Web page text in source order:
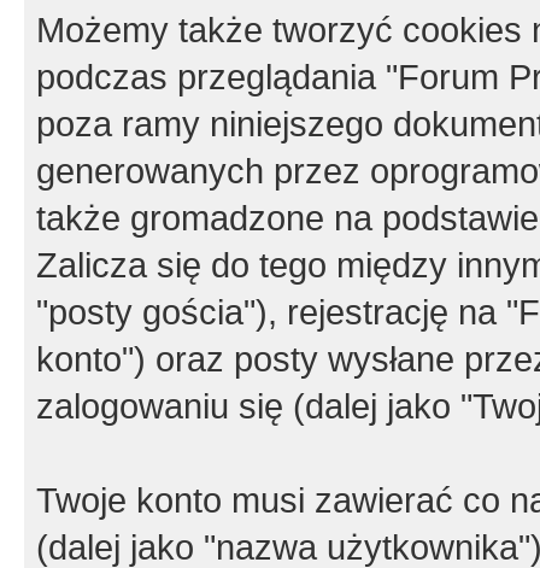
Możemy także tworzyć cookies
podczas przeglądania "Forum
poza ramy niniejszego
generowanych przez
także gromadzone na
Zalicza się do tego między
"posty gościa"), rejestrację na
konto") oraz posty wysłane
zalogowaniu się (dalej jako
Twoje konto musi zawierać co
(dalej jako "nazwa